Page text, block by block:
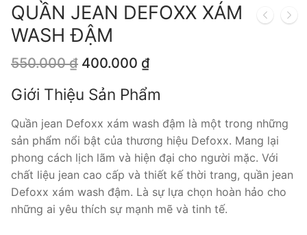
QUẦN JEAN DEFOXX XÁM
WASH ĐẬM
550.000₫ Giá
là:
550.000 ₫.
400.000 ₫Giá
tại
là:
400.000 ₫.
Giới Thiệu Sản Phẩm
Quần jean Defoxx xám wash đậm là một trong những
sản phẩm nổi bật của thương hiệu Defoxx. Mang lại
phong cách lịch lãm và hiện đại cho người mặc. Với
chất liệu jean cao cấp và thiết kế thời trang, quần jean
Defoxx xám wash đậm. Là sự lựa chọn hoàn hảo cho
những ai yêu thích sự mạnh mẽ và tinh tế.